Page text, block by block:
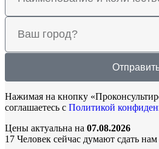
Нажимая на кнопку
соглашаетесь с Политикой
Цены актуальна на 07.08.2026
17 Человек сейчас думают сдать